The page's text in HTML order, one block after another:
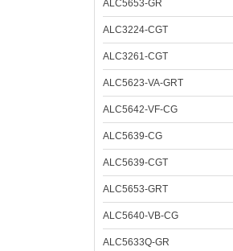
ALC5653-GR
ALC3224-CGT
ALC3261-CGT
ALC5623-VA-GRT
ALC5642-VF-CG
ALC5639-CG
ALC5639-CGT
ALC5653-GRT
ALC5640-VB-CG
ALC5633Q-GR